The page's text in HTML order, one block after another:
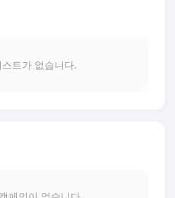
트가 없습니다.